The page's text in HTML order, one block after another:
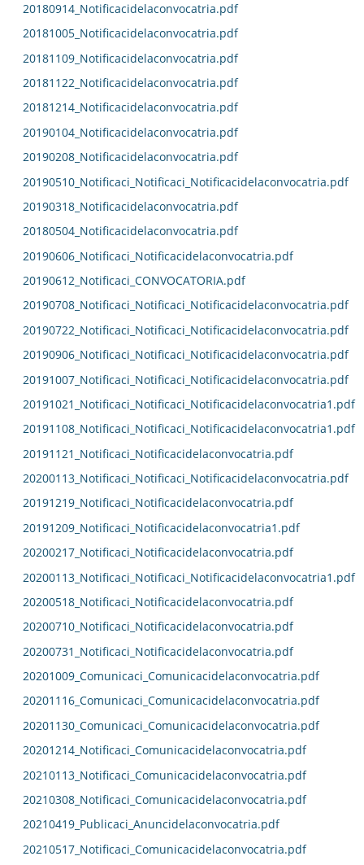
20180914_Notificacidelaconvocatria.pdf
20181005_Notificacidelaconvocatria.pdf
20181109_Notificacidelaconvocatria.pdf
20181122_Notificacidelaconvocatria.pdf
20181214_Notificacidelaconvocatria.pdf
20190104_Notificacidelaconvocatria.pdf
20190208_Notificacidelaconvocatria.pdf
20190510_Notificaci_Notificaci_Notificacidelaconvocatria.pdf
20190318_Notificacidelaconvocatria.pdf
20180504_Notificacidelaconvocatria.pdf
20190606_Notificaci_Notificacidelaconvocatria.pdf
20190612_Notificaci_CONVOCATORIA.pdf
20190708_Notificaci_Notificaci_Notificacidelaconvocatria.pdf
20190722_Notificaci_Notificaci_Notificacidelaconvocatria.pdf
20190906_Notificaci_Notificaci_Notificacidelaconvocatria.pdf
20191007_Notificaci_Notificaci_Notificacidelaconvocatria.pdf
20191021_Notificaci_Notificaci_Notificacidelaconvocatria1.pdf
20191108_Notificaci_Notificaci_Notificacidelaconvocatria1.pdf
20191121_Notificaci_Notificacidelaconvocatria.pdf
20200113_Notificaci_Notificaci_Notificacidelaconvocatria.pdf
20191219_Notificaci_Notificacidelaconvocatria.pdf
20191209_Notificaci_Notificacidelaconvocatria1.pdf
20200217_Notificaci_Notificacidelaconvocatria.pdf
20200113_Notificaci_Notificaci_Notificacidelaconvocatria1.pdf
20200518_Notificaci_Notificacidelaconvocatria.pdf
20200710_Notificaci_Notificacidelaconvocatria.pdf
20200731_Notificaci_Notificacidelaconvocatria.pdf
20201009_Comunicaci_Comunicacidelaconvocatria.pdf
20201116_Comunicaci_Comunicacidelaconvocatria.pdf
20201130_Comunicaci_Comunicacidelaconvocatria.pdf
20201214_Notificaci_Comunicacidelaconvocatria.pdf
20210113_Notificaci_Comunicacidelaconvocatria.pdf
20210308_Notificaci_Comunicacidelaconvocatria.pdf
20210419_Publicaci_Anuncidelaconvocatria.pdf
20210517_Notificaci_Comunicacidelaconvocatria.pdf